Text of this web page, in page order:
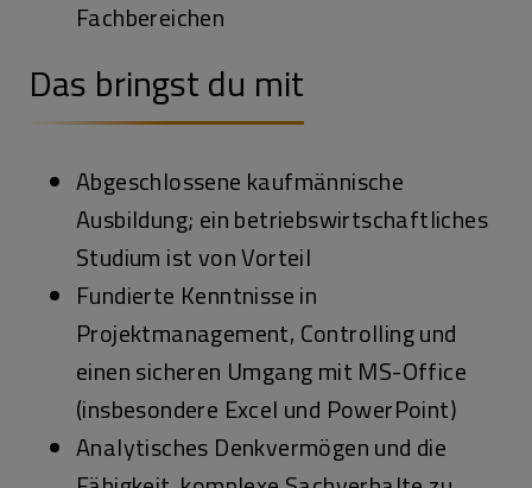
Fachbereichen
Das bringst du mit
Abgeschlossene kaufmännische
Ausbildung; ein betriebswirtschaftliches
Studium ist von Vorteil
Fundierte Kenntnisse in
Projektmanagement, Controlling und
einen sicheren Umgang mit MS-Office
(insbesondere Excel und PowerPoint)
Analytisches Denkvermögen und die